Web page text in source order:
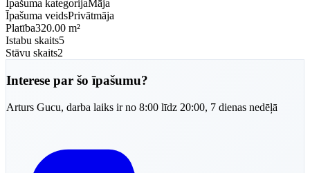
Īpašuma kategorijaMāja
Īpašuma veidsPrivātmāja
Platība320.00 m²
Istabu skaits5
Stāvu skaits2
Interese par šo īpašumu?
Arturs Gucu, darba laiks ir no 8:00 līdz 20:00, 7 dienas nedēļā